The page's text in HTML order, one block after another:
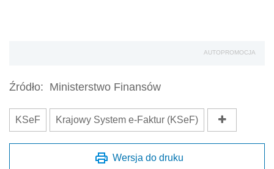
AUTOPROMOCJA
Źródło: Ministerstwo Finansów
KSeF Krajowy System e-Faktur (KSeF)
Wersja do druku